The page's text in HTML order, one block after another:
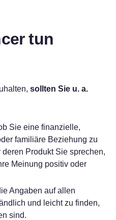
tun
sollten Sie u. a.
Sie eine finanzielle,
familiäre Beziehung zu
Produkt Sie sprechen,
Meinung positiv oder
Angaben auf allen
und leicht zu finden,
sind.